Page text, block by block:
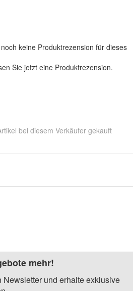
keine Produktrezension für dieses
Sie jetzt eine Produktrezension.
bei diesem Verkäufer gekauft
mehr!
und erhalte exklusive